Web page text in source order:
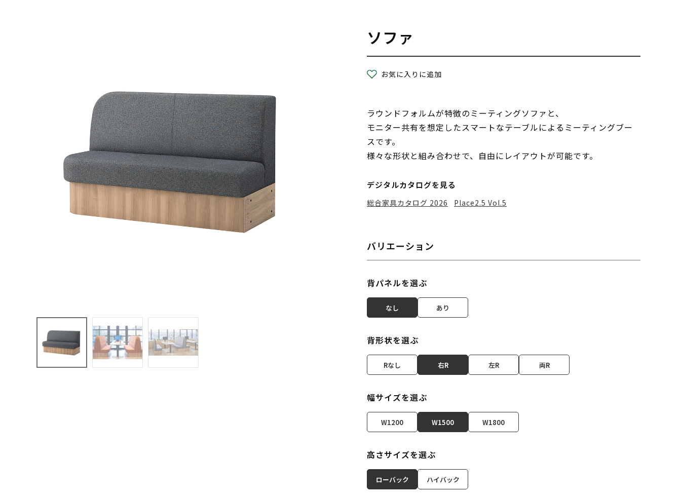
ソファ
お気に入りに追加
ラウンドフォルムが特徴のミーティングソファと、
モニター共有を想定したスマートなテーブルによるミーティングブー
スです。
様々な形状と組み合わせで、自由にレイアウトが可能です。
デジタルカタログを見る
総合家具カタログ 2026 Place2.5 Vol.5
バリエーション
背パネルを選ぶ
なし あり
背形状を選ぶ
Rなし 右R 左R 両R
幅サイズを選ぶ
W1200 W1500 W1800
高さサイズを選ぶ
ローバック ハイバック